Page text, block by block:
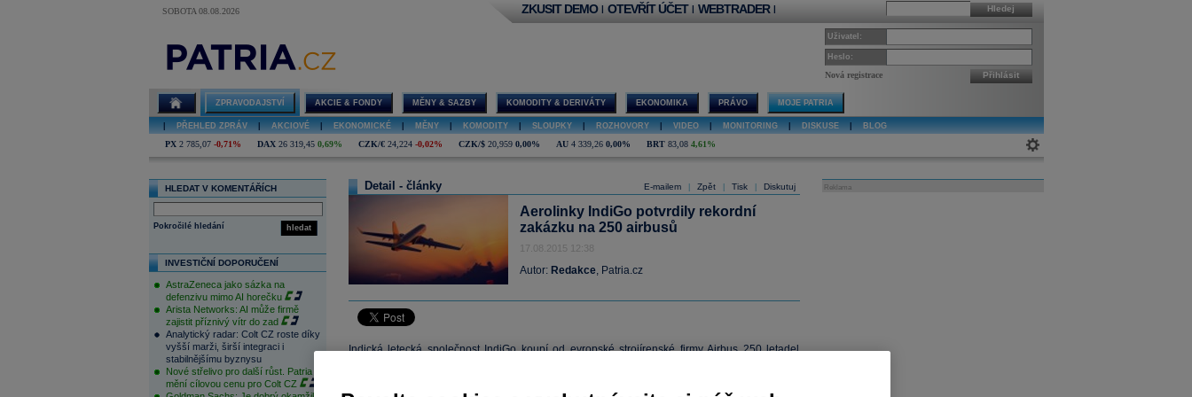
SOBOTA 08.08.2026 Hledej
ZKUSIT DEMO | OTEVŘÍT ÚČET | WEBTRADER |
Uživatel:
Heslo:
Nová registrace Přihlásit
ZPRAVODAJSTVÍ AKCIE & FONDY MĚNY & SAZBY KOMODITY & DERIVÁTY EKONOMIKA PRÁVO MOJE PATRIA
PŘEHLED ZPRÁV AKCIOVÉ EKONOMICKÉ MĚNY KOMODITY SLOUPKY ROZHOVORY VIDEO MONITORING DISKUSE BLOG
PX 2 785,07 -0,71% DAX 26 319,45 0,69% CZK/€ 24,224 -0,02% CZK/$ 20,959 0,00% AU 4 339,26 0,00% BRT 83,08 4,61%
HLEDAT V KOMENTÁŘÍCH
hledat
Pokročilé hledání
INVESTIČNÍ DOPORUČENÍ
AstraZeneca jako sázka na
defenzivu mimo AI horečku
Arista Networks: AI může firmě
zajistit příznivý vítr do zad
Analytický radar: Colt CZ roste díky
vyšší marži, širší integraci i
stabilnějšímu byznysu
Nové střelivo pro další růst. Patria
mění cílovou cenu pro Colt CZ
E-mailem Zpět Tisk Diskutuj
Detail - články
Aerolinky IndiGo potvrdily rekordní
zakázku na 250 airbusů
17.08.2015 12:38
Autor: Redakce, Patria.cz
Indická letecká společnost IndiGo koupí od evropské strojírenské firmy Airbus 250 letadel
Reklama